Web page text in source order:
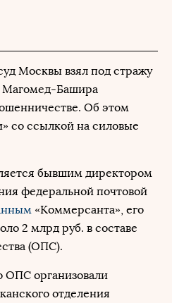
Москвы взял под стражу
Магомед-Башира
Об этом
со ссылкой на силовые
бывшим директором
федеральной почтовой
«Коммерсанта», его
2 млрд руб. в составе
(ОПС).
ОПС организовали
отделения